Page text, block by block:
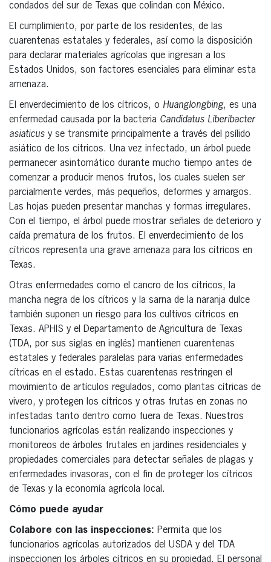
condados del sur de Texas que colindan con México.
El cumplimiento, por parte de los residentes, de las
cuarentenas estatales y federales, así como la disposición
para declarar materiales agrícolas que ingresan a los
Estados Unidos, son factores esenciales para eliminar esta
amenaza.
El enverdecimiento de los cítricos, o Huanglongbing, es una
enfermedad causada por la bacteria Candidatus Liberibacter
asiaticus y se transmite principalmente a través del psílido
asiático de los cítricos. Una vez infectado, un árbol puede
permanecer asintomático durante mucho tiempo antes de
comenzar a producir menos frutos, los cuales suelen ser
parcialmente verdes, más pequeños, deformes y amargos.
Las hojas pueden presentar manchas y formas irregulares.
Con el tiempo, el árbol puede mostrar señales de deterioro y
caída prematura de los frutos. El enverdecimiento de los
cítricos representa una grave amenaza para los cítricos en
Texas.
Otras enfermedades como el cancro de los cítricos, la
mancha negra de los cítricos y la sarna de la naranja dulce
también suponen un riesgo para los cultivos cítricos en
Texas. APHIS y el Departamento de Agricultura de Texas
(TDA, por sus siglas en inglés) mantienen cuarentenas
estatales y federales paralelas para varias enfermedades
cítricas en el estado. Estas cuarentenas restringen el
movimiento de artículos regulados, como plantas cítricas de
vivero, y protegen los cítricos y otras frutas en zonas no
infestadas tanto dentro como fuera de Texas. Nuestros
funcionarios agrícolas están realizando inspecciones y
monitoreos de árboles frutales en jardines residenciales y
propiedades comerciales para detectar señales de plagas y
enfermedades invasoras, con el fin de proteger los cítricos
de Texas y la economía agrícola local.
Cómo puede ayudar
Colabore con las inspecciones: Permita que los
funcionarios agrícolas autorizados del USDA y del TDA
inspeccionen los árboles cítricos en su propiedad. El personal